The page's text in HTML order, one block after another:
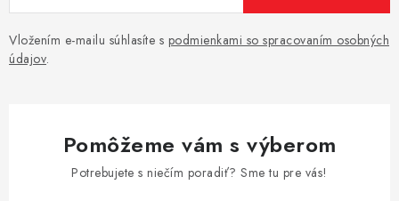
Vložením e-mailu súhlasíte s podmienkami so spracovaním osobných
údajov.
Pomôžeme vám s výberom
Potrebujete s niečím poradiť? Sme tu pre vás!